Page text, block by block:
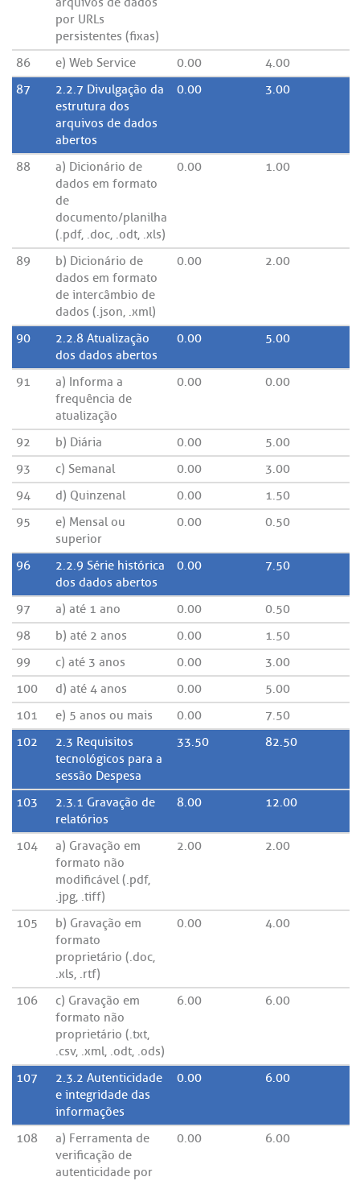
por URLs
persistentes (fixas)
86
e) Web Service 0.00
4.00
87
2.2.7 Divulgação da
estrutura dos
arquivos de dados
abertos
0.00 3.00
88
a) Dicionário de
dados em formato
de
documento/planilha
(.pdf, .doc, .odt, .xls)
0.00 1.00
89
b) Dicionário de
dados em formato
de intercâmbio de
dados (.json, .xml)
0.00 2.00
90
2.2.8 Atualização
dos dados abertos
0.00 5.00
91
a) Informa a
frequência de
atualização
0.00 0.00
92 b) Diária 0.00
5.00
93
c) Semanal 0.00
3.00
94
d) Quinzenal 0.00
1.50
95
e) Mensal ou
superior
0.00 0.50
96
2.2.9 Série histórica
dos dados abertos
0.00 7.50
97 a) até 1 ano 0.00
0.50
98
b) até 2 anos 0.00
1.50
99
c) até 3 anos 0.00
3.00
100
d) até 4 anos 0.00
5.00
101
e) 5 anos ou mais 0.00
7.50
102
2.3 Requisitos
tecnológicos para a
sessão Despesa
33.50 82.50
103
2.3.1 Gravação de
relatórios
8.00 12.00
104
a) Gravação em
formato não
modificável (.pdf,
.jpg, .tiff)
2.00 2.00
105
b) Gravação em
formato
proprietário (.doc,
.xls, .rtf)
0.00 4.00
106
c) Gravação em
formato não
proprietário (.txt,
.csv, .xml, .odt, .ods)
6.00 6.00
107
2.3.2 Autenticidade
e integridade das
informações
0.00 6.00
108
a) Ferramenta de
verificação de
autenticidade por
0.00 6.00